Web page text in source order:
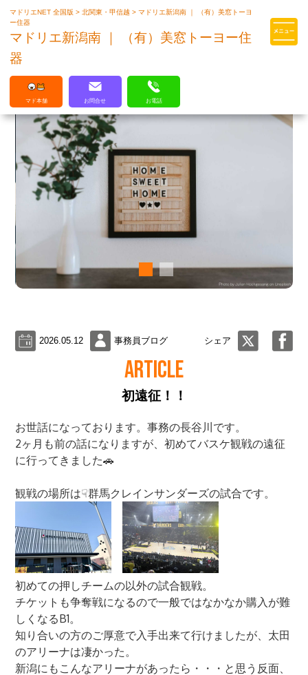
マドリエはLIXILの厳しい基準を
マドリエNET 全国版>北関東・甲信越>マドリエ新潟南 ｜ （有）美窓トーヨ
ー住器
マドリエ新潟南 ｜ （有）美窓トーヨー住
器
マド本舗 お問合せ お電話
2026.05.12 事務員ブログ シェア
ARTICLE
初遠征！！